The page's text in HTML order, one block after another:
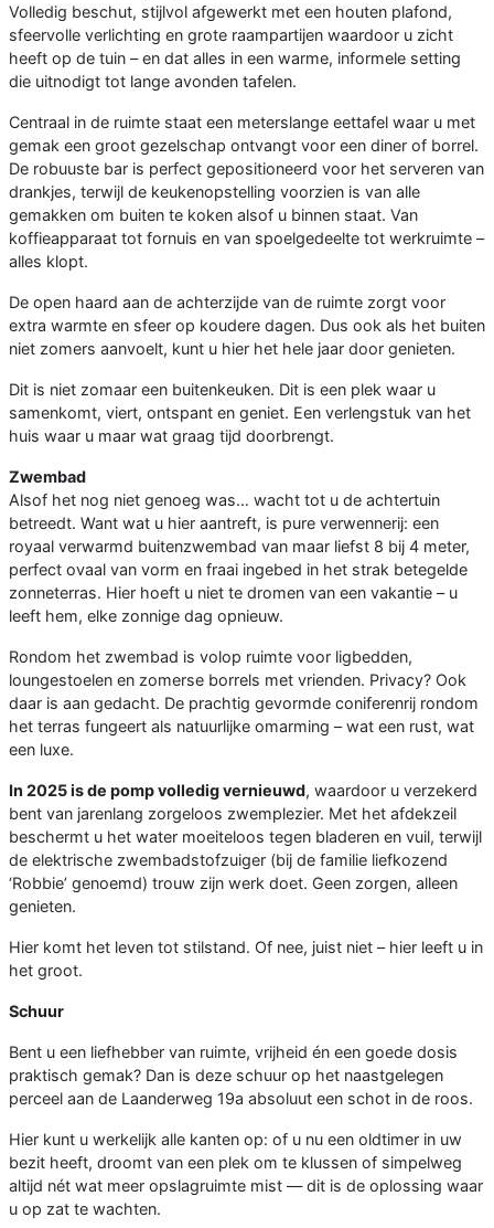
Volledig beschut, stijlvol afgewerkt met een houten plafond,
sfeervolle verlichting en grote raampartijen waardoor u zicht
heeft op de tuin – en dat alles in een warme, informele setting
die uitnodigt tot lange avonden tafelen.
Centraal in de ruimte staat een meterslange eettafel waar u met
gemak een groot gezelschap ontvangt voor een diner of borrel.
De robuuste bar is perfect gepositioneerd voor het serveren van
drankjes, terwijl de keukenopstelling voorzien is van alle
gemakken om buiten te koken alsof u binnen staat. Van
koffieapparaat tot fornuis en van spoelgedeelte tot werkruimte –
alles klopt.
De open haard aan de achterzijde van de ruimte zorgt voor
extra warmte en sfeer op koudere dagen. Dus ook als het buiten
niet zomers aanvoelt, kunt u hier het hele jaar door genieten.
Dit is niet zomaar een buitenkeuken. Dit is een plek waar u
samenkomt, viert, ontspant en geniet. Een verlengstuk van het
huis waar u maar wat graag tijd doorbrengt.
Zwembad
Alsof het nog niet genoeg was… wacht tot u de achtertuin
betreedt. Want wat u hier aantreft, is pure verwennerij: een
royaal verwarmd buitenzwembad van maar liefst 8 bij 4 meter,
perfect ovaal van vorm en fraai ingebed in het strak betegelde
zonneterras. Hier hoeft u niet te dromen van een vakantie – u
leeft hem, elke zonnige dag opnieuw.
Rondom het zwembad is volop ruimte voor ligbedden,
loungestoelen en zomerse borrels met vrienden. Privacy? Ook
daar is aan gedacht. De prachtig gevormde coniferenrij rondom
het terras fungeert als natuurlijke omarming – wat een rust, wat
een luxe.
In 2025 is de pomp volledig vernieuwd, waardoor u verzekerd
bent van jarenlang zorgeloos zwemplezier. Met het afdekzeil
beschermt u het water moeiteloos tegen bladeren en vuil, terwijl
de elektrische zwembadstofzuiger (bij de familie liefkozend
‘Robbie’ genoemd) trouw zijn werk doet. Geen zorgen, alleen
genieten.
Hier komt het leven tot stilstand. Of nee, juist niet – hier leeft u in
het groot.
Schuur
Bent u een liefhebber van ruimte, vrijheid én een goede dosis
praktisch gemak? Dan is deze schuur op het naastgelegen
perceel aan de Laanderweg 19a absoluut een schot in de roos.
Hier kunt u werkelijk alle kanten op: of u nu een oldtimer in uw
bezit heeft, droomt van een plek om te klussen of simpelweg
altijd nét wat meer opslagruimte mist — dit is de oplossing waar
u op zat te wachten.